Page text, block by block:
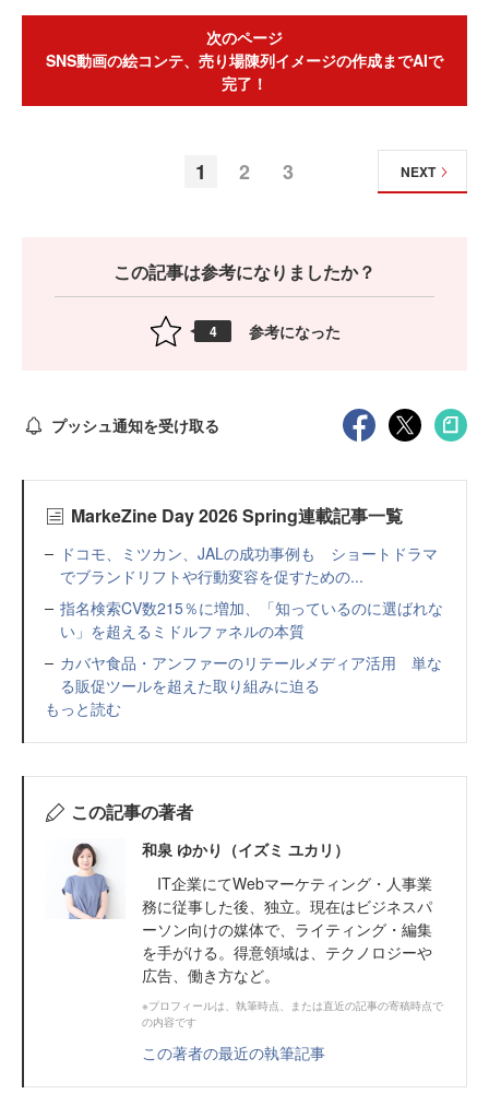
次のページ
SNS動画の絵コンテ、売り場陳列イメージの作成までAIで
完了！
1 2 3 NEXT
この記事は参考になりましたか？
4 参考になった
プッシュ通知を受け取る
MarkeZine Day 2026 Spring連載記事一覧
ドコモ、ミツカン、JALの成功事例も ショートドラマ
でブランドリフトや行動変容を促すための...
指名検索CV数215％に増加、「知っているのに選ばれな
い」を超えるミドルファネルの本質
カバヤ食品・アンファーのリテールメディア活用 単な
る販促ツールを超えた取り組みに迫る
もっと読む
この記事の著者
和泉 ゆかり（イズミ ユカリ）
IT企業にてWebマーケティング・人事業
務に従事した後、独立。現在はビジネスパ
ーソン向けの媒体で、ライティング・編集
を手がける。得意領域は、テクノロジーや
広告、働き方など。
※プロフィールは、執筆時点、または直近の記事の寄稿時点で
の内容です
この著者の最近の執筆記事